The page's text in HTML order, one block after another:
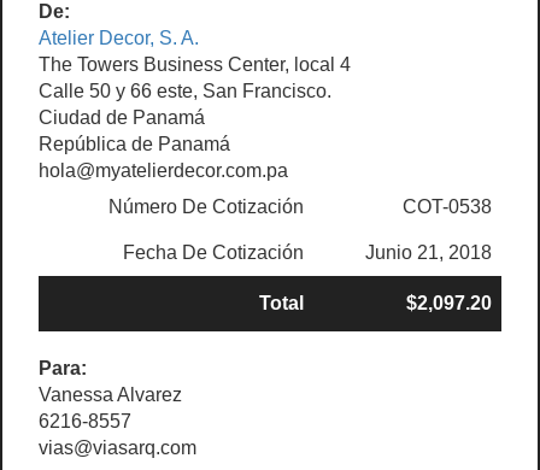
De:
Atelier Decor, S. A.
The Towers Business Center, local 4
Calle 50 y 66 este, San Francisco.
Ciudad de Panamá
República de Panamá
hola@myatelierdecor.com.pa
Número De Cotización
COT-0538
Fecha De Cotización Junio 21, 2018
Total $2,097.20
Para:
Vanessa Alvarez
6216-8557
vias@viasarq.com